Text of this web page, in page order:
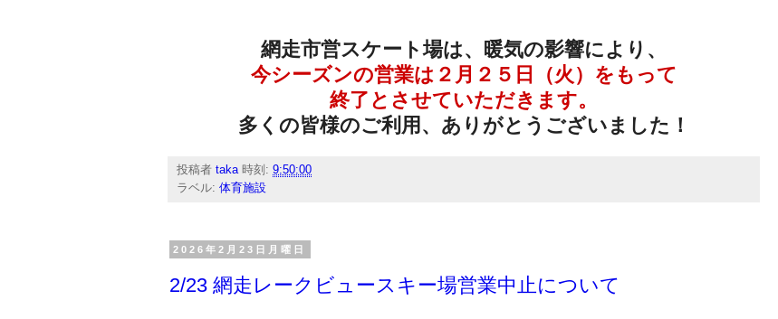
網走市営スケート場は、暖気の影響により、
今シーズンの営業は２月２５日（火）をもって
終了とさせていただきます。
多くの皆様のご利用、ありがとうございました！
投稿者 taka 時刻: 9:50:00
ラベル: 体育施設
2026年2月23日月曜日
2/23 網走レークビュースキー場営業中止について